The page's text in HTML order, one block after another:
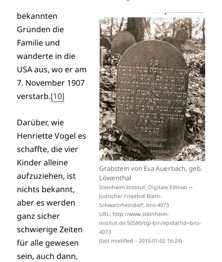
Grabstein von Eva Auerbach, geb.
Löwenthal
Steinheim-Institut: Digitale Edition ─
Jüdischer Friedhof Bonn-
Schwarzrheindorf, bns-4073
URL: http://www.steinheim-
institut.de:50580/cgi-bin/epidat?id=bns-
4073
(last modified – 2015-01-02 16:24)
bekannten
Gründen die
Familie und
wanderte in die
USA aus, wo er am
7. November 1907
verstarb.[10]
Darüber, wie
Henriette Vogel es
schaffte, die vier
Kinder alleine
aufzuziehen, ist
nichts bekannt,
aber es werden
ganz sicher
schwierige Zeiten
für alle gewesen
sein, auch dann,